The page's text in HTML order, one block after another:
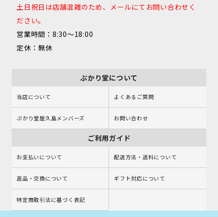
土日祝日は店舗混雑のため、メールにてお問い合わせく
ださい。
営業時間：8:30～18:00
定休：無休
ぷかり堂について
当店について よくあるご質問
ぷかり堂屋久島メンバーズ お問い合わせ
ご利用ガイド
お支払いについて 配送方法・送料について
返品・交換について ギフト対応について
特定商取引法に基づく表記